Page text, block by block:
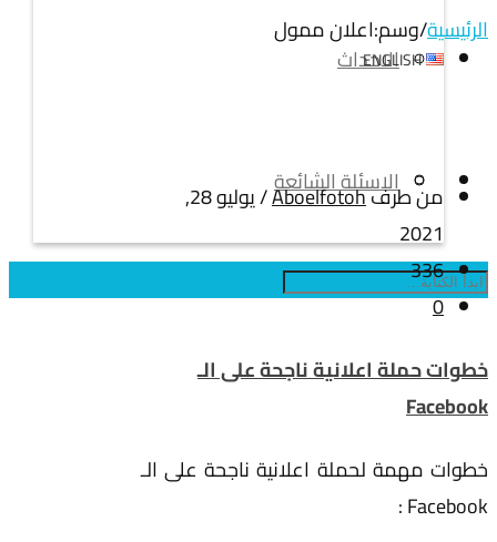
الاحداث
الاسئلة الشائعة
ENGLISH
الرئيسية/وسم:اعلان ممول
من طرفAboelfotoh
/
يوليو 28,
2021
336
0
خطوات حملة اعلانية ناجحة على الـ
Facebook
خطوات مهمة لحملة اعلانية ناجحة على الـ
Facebook :